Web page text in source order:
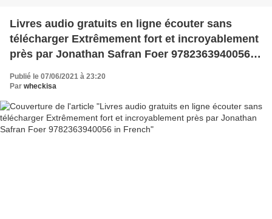
Livres audio gratuits en ligne écouter sans
télécharger Extrêmement fort et incroyablement
près par Jonathan Safran Foer 9782363940056
Publié le 07/06/2021 à 23:20
Par wheckisa